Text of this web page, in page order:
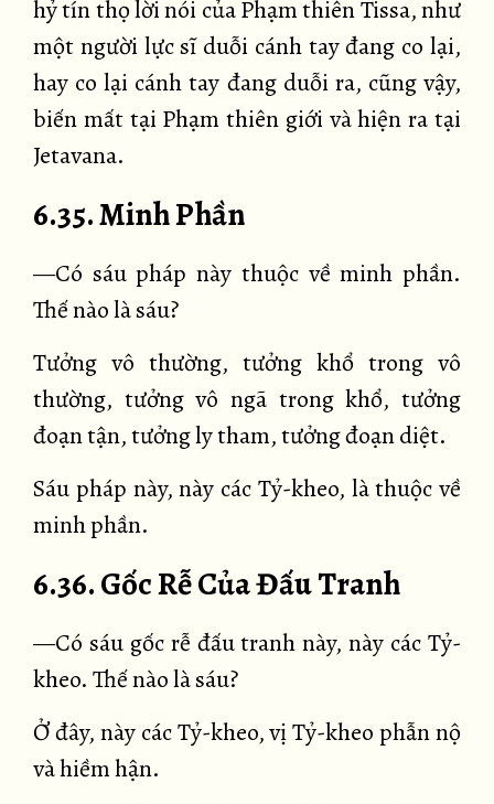
hỷ tín thọ lời nói của Phạm thiên Tissa, như
một người lực sĩ duỗi cánh tay đang co lại,
hay co lại cánh tay đang duỗi ra, cũng vậy,
biến mất tại Phạm thiên giới và hiện ra tại
Jetavana.
6.35. Minh Phần
—Có sáu pháp này thuộc về minh phần.
Thế nào là sáu?
Tưởng vô thường, tưởng khổ trong vô
thường, tưởng vô ngã trong khổ, tưởng
đoạn tận, tưởng ly tham, tưởng đoạn diệt.
Sáu pháp này, này các Tỷ-kheo, là thuộc về
minh phần.
6.36. Gốc Rễ Của Đấu Tranh
—Có sáu gốc rễ đấu tranh này, này các Tỷ-
kheo. Thế nào là sáu?
Ở đây, này các Tỷ-kheo, vị Tỷ-kheo phẫn nộ
và hiềm hận.